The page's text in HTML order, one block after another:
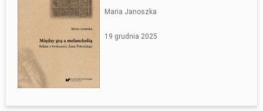
Maria Janoszka
19 grudnia 2025